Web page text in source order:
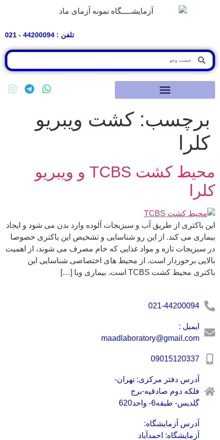
تلفن : 44200094 - 021
برچسب: کشت ویبریو
کلرا
محیط کشت TCBS و ویبریو
کلرا
این باکتری از طریق آب و سبزیجات آلوده وارد بدن می شود و ایجاد
بیماری می کند. از این رو شناسایی و تشخیص این باکتری خصوصا
در سبزیجات تازه و مواد غذایی که خام مصرف می شوند، از اهمیت
بالایی برخوردار است. از محیط های اختصاصی شناسایی این
باکتری محیط کشت TCBS است. بیماری وبا […]
021-44200094
ایمیل :
maadlaboratory@gmail.com
09015120337
آدرس دفتر مرکزی: تهران-
فلکه دوم صادقیه-برج
گلدیس- طبقه6- واحد620
آدرس آزمایشگاه:
آزمایشگاه: احمدآباد